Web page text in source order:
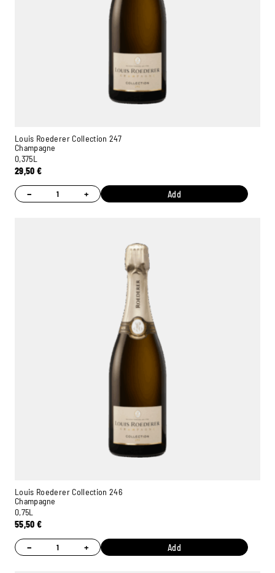
Louis Roederer Collection 247
Champagne
0,375L
29,50€
− + Add
Louis Roederer Collection 246
Champagne
0,75L
55,50€
− + Add